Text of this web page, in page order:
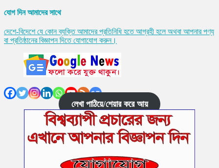
যোগ দিন আমাদের সাথে
দেশে-বিদেশে যে কোন ব্যক্তি আমাদের প্রতিনিধি হতে আগ্রহী হলে অথবা আপনার পণ্য
বা প্রতিষ্ঠানের বিজ্ঞাপন দিতে যোগাযোগ করুন।
লেখা পাঠিয়ে/শেয়ার করে আয়